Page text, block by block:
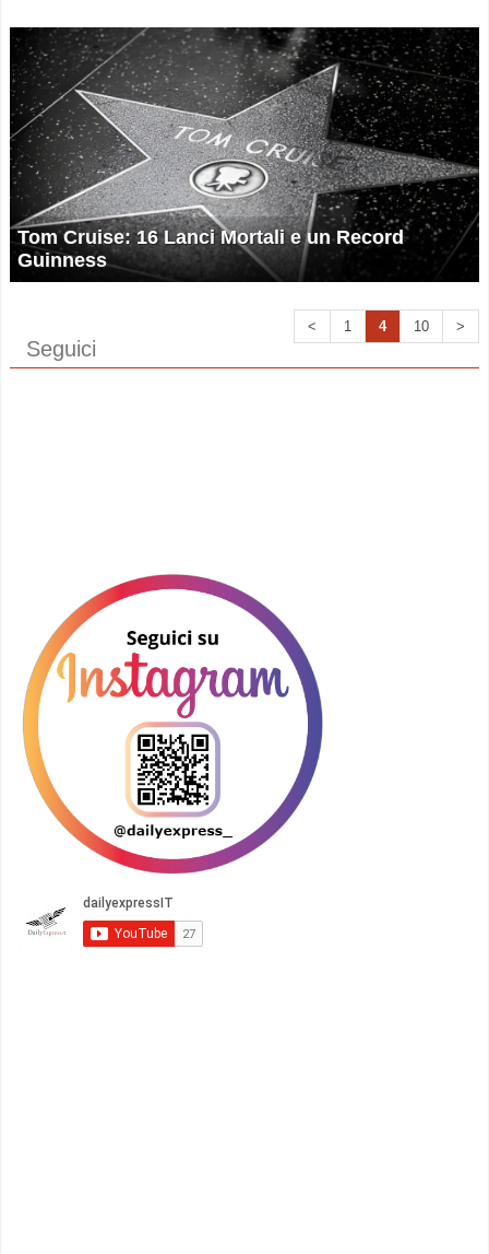
Tom Cruise: 16 Lanci Mortali e un Record
Guinness
< 1 4 10 >
Seguici